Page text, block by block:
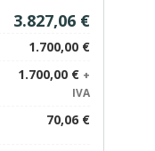
3.827,06 €
1.700,00 €
1.700,00 € +
IVA
70,06 €